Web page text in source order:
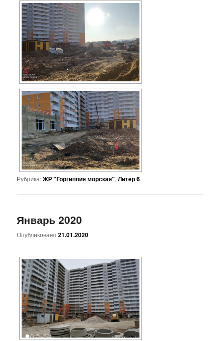
Рубрика:ЖР "Горгиппия морская",Литер 6
Январь 2020
Опубликовано21.01.2020